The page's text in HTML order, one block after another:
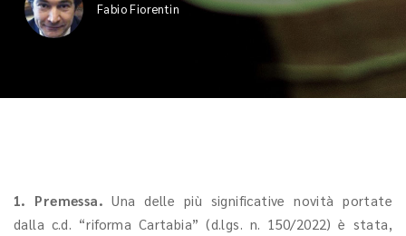
Fabio Fiorentin
1. Premessa.Una delle più significative novità portate
dalla c.d. “riforma Cartabia” (d.lgs. n. 150/2022) è stata,